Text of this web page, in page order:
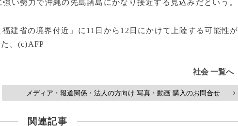
い勢力で沖縄の先島諸島にかなり接近する見込みだという。
建省の境界付近」に11日から12日にかけて上陸する可能性が
。(c)AFP
社会 一覧へ
メディア・報道関係・法人の方向け 写真・動画 購入のお問合せ >
関連記事